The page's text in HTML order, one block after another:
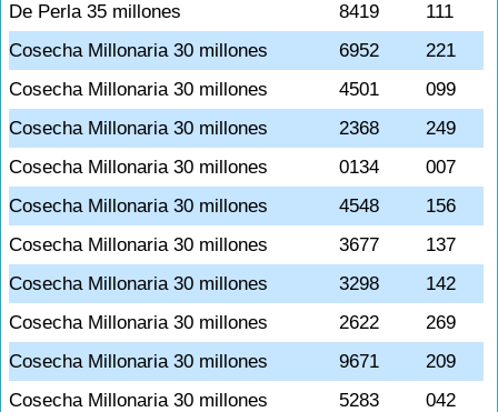
De Perla 35 millones
8419
111
Cosecha Millonaria 30 millones
6952
221
Cosecha Millonaria 30 millones
4501
099
Cosecha Millonaria 30 millones
2368
249
Cosecha Millonaria 30 millones
0134
007
Cosecha Millonaria 30 millones
4548
156
Cosecha Millonaria 30 millones
3677
137
Cosecha Millonaria 30 millones
3298
142
Cosecha Millonaria 30 millones
2622
269
Cosecha Millonaria 30 millones
9671
209
Cosecha Millonaria 30 millones
5283
042